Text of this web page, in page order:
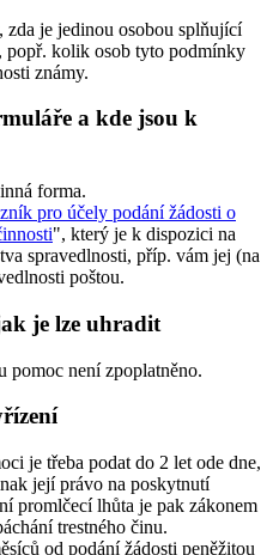
zda je jedinou osobou splňující
kolik osob tyto podmínky
známy.
a kde jsou k
forma.
pro účely podání žádosti o
", který je k dispozici na
spravedlnosti, příp. vám jej (na
poštou.
je lze uhradit
pomoc není zpoplatněno.
je třeba podat do 2 let ode dne,
její právo na poskytnutí
promlčecí lhůta je pak zákonem
trestného činu.
od podání žádosti peněžitou